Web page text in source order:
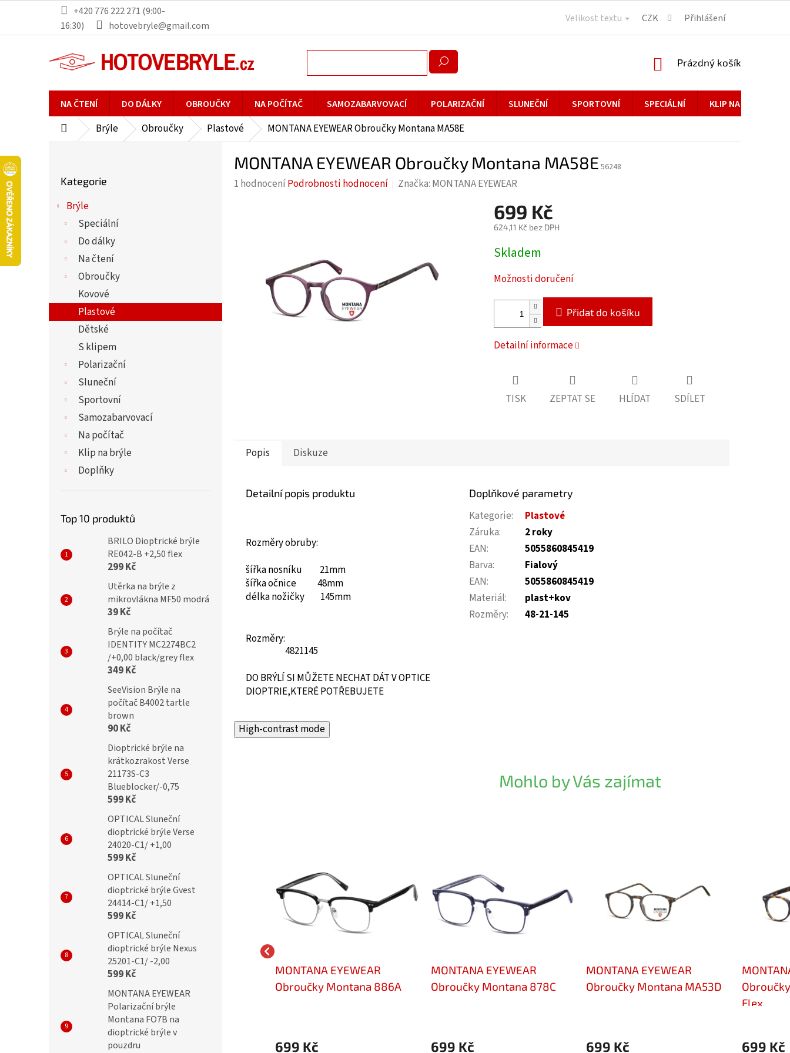
obsah
+420 776 222 271 (9:00-
16:30)
hotovebryle@gmail.com
Velikost textu CZK Přihlášení
NÁKUPNÍ
Prázdný košík
NA ČTENÍ DO DÁLKY OBROUČKY NA POČÍTAČ SAMOZABARVOVACÍ POLARIZAČNÍ SLUNEČNÍ SPORTOVNÍ SPECIÁLNÍ KLIP NA BRÝLE
DomůBrýle Obroučky Plastové MONTANA EYEWEAR Obroučky Montana MA58E
e
kategorie
Kategorie
Brýle
Speciální
Do dálky
Na čtení
Obroučky
Kovové
Plastové
Dětské
S klipem
Polarizační
Sluneční
Sportovní
Samozabarvovací
Na počítač
Klip na brýle
Doplňky
Top 10 produktů
BRILO Dioptrické brýle
RE042-B +2,50 flex
299 Kč
Utěrka na brýle z
mikrovlákna MF50 modrá
39 Kč
Brýle na počítač
IDENTITY MC2274BC2
/+0,00 black/grey flex
349 Kč
SeeVision Brýle na
počítač B4002 tartle
brown
90 Kč
Dioptrické brýle na
krátkozrakost Verse
21173S-C3
Blueblocker/-0,75
599 Kč
OPTICAL Sluneční
dioptrické brýle Verse
24020-C1/ +1,00
599 Kč
OPTICAL Sluneční
dioptrické brýle Gvest
24414-C1/ +1,50
599 Kč
OPTICAL Sluneční
dioptrické brýle Nexus
25201-C1/ -2,00
599 Kč
MONTANA EYEWEAR
Polarizační brýle
Montana FO7B na
dioptrické brýle v
pouzdru
MONTANA EYEWEAR Obroučky Montana MA58E 56248
Průměrné
hvězdiček.
1 hodnoceníPodrobnosti hodnocení Značka: MONTANA EYEWEAR
699 Kč
624,11 Kč bez DPH
Měrná
cena:
Skladem
Možnosti doručení
Přidat do košíku
Detailní informace
TISK ZEPTAT SE HLÍDAT SDÍLET
Popis Diskuze
Detailní popis produktu
Rozměry obruby:
šířka nosníku 21mm
šířka očnice 48mm
délka nožičky 145mm
Rozměry:
4821145
DO BRÝLÍ SI MŮŽETE NECHAT DÁT V OPTICE
DIOPTRIE,KTERÉ POTŘEBUJETE
Doplňkové parametry
Kategorie:
Plastové
Záruka:
2 roky
EAN:
5055860845419
Barva:
Fialový
EAN:
5055860845419
Materiál:
plast+kov
Rozměry: 48-21-145
High-contrast mode
Mohlo by Vás zajímat
MONTANA EYEWEAR
699 Kč
MONTANA EYEWEAR
Obroučky Montana 886A
699 Kč
MONTANA EYEWEAR
Obroučky Montana 878C
699 Kč
MONTANA EYEWEAR
Obroučky Montana MA53D
699 Kč
Flex
699 Kč